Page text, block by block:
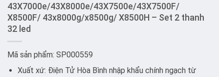
43X7000e/43X8000e/43X7500e/43X7500F/
X8500F/ 43x8000g/x8500g/ X8500H – Set 2 thanh
32 led
Mã sản phẩm: SP000559
Xuất xứ: Điện Tử Hòa Bình nhập khẩu chính ngạch từ